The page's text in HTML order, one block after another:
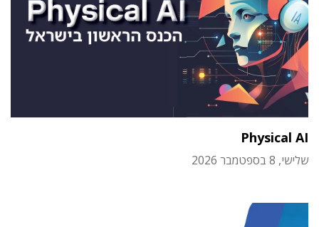
Physical AI
שלישי, 8 בספטמבר 2026